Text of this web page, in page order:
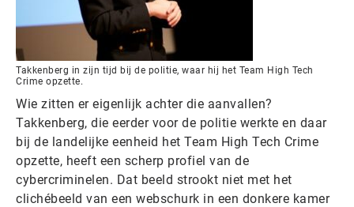
Takkenberg in zijn tijd bij de politie, waar hij het Team High Tech
Crime opzette.
Wie zitten er eigenlijk achter die aanvallen?
Takkenberg, die eerder voor de politie werkte en daar
bij de landelijke eenheid het Team High Tech Crime
opzette, heeft een scherp profiel van de
cybercriminelen. Dat beeld strookt niet met het
clichébeeld van een webschurk in een donkere kamer